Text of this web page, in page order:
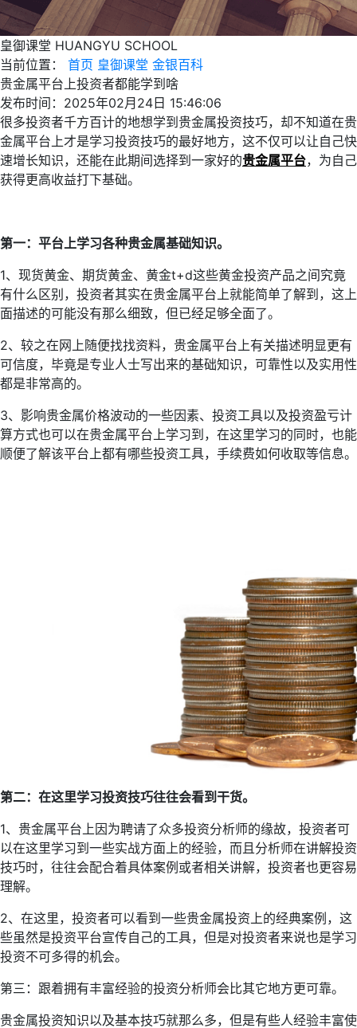
皇御课堂 HUANGYU SCHOOL
当前位置：
首页 皇御课堂 金银百科
贵金属平台上投资者都能学到啥
发布时间：2025年02月24日 15:46:06
很多投资者千方百计的地想学到贵金属投资技巧，却不知道在贵
金属平台上才是学习投资技巧的最好地方，这不仅可以让自己快
速增长知识，还能在此期间选择到一家好的贵金属平台，为自己
获得更高收益打下基础。
第一：平台上学习各种贵金属基础知识。
1、现货黄金、期货黄金、黄金t+d这些黄金投资产品之间究竟
有什么区别，投资者其实在贵金属平台上就能简单了解到，这上
面描述的可能没有那么细致，但已经足够全面了。
2、较之在网上随便找找资料，贵金属平台上有关描述明显更有
可信度，毕竟是专业人士写出来的基础知识，可靠性以及实用性
都是非常高的。
3、影响贵金属价格波动的一些因素、投资工具以及投资盈亏计
算方式也可以在贵金属平台上学习到，在这里学习的同时，也能
顺便了解该平台上都有哪些投资工具，手续费如何收取等信息。
第二：在这里学习投资技巧往往会看到干货。
1、贵金属平台上因为聘请了众多投资分析师的缘故，投资者可
以在这里学习到一些实战方面上的经验，而且分析师在讲解投资
技巧时，往往会配合着具体案例或者相关讲解，投资者也更容易
理解。
2、在这里，投资者可以看到一些贵金属投资上的经典案例，这
些虽然是投资平台宣传自己的工具，但是对投资者来说也是学习
投资不可多得的机会。
第三：跟着拥有丰富经验的投资分析师会比其它地方更可靠。
贵金属投资知识以及基本技巧就那么多，但是有些人经验丰富使